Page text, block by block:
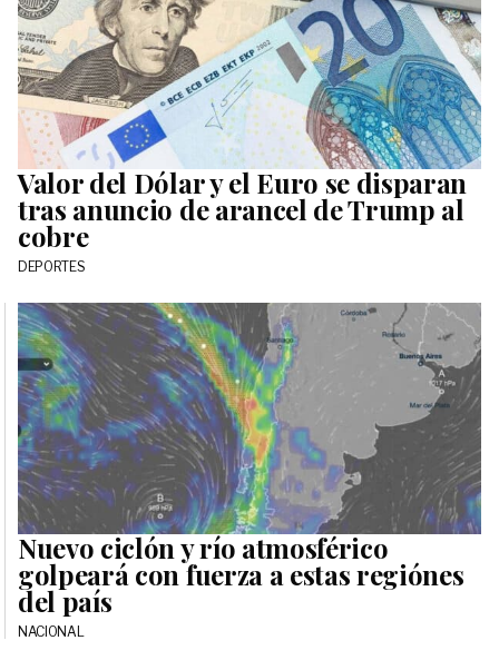
Valor del Dólar y el Euro se disparan
tras anuncio de arancel de Trump al
cobre
DEPORTES
Nuevo ciclón y río atmosférico
golpeará con fuerza a estas regiónes
del país
NACIONAL